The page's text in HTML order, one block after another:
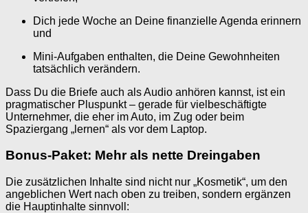
Dich jede Woche an Deine finanzielle Agenda erinnern
und
Mini-Aufgaben enthalten, die Deine Gewohnheiten
tatsächlich verändern.
Dass Du die Briefe auch als Audio anhören kannst, ist ein
pragmatischer Pluspunkt – gerade für vielbeschäftigte
Unternehmer, die eher im Auto, im Zug oder beim
Spaziergang „lernen“ als vor dem Laptop.
Bonus-Paket: Mehr als nette Dreingaben
Die zusätzlichen Inhalte sind nicht nur „Kosmetik“, um den
angeblichen Wert nach oben zu treiben, sondern ergänzen
die Hauptinhalte sinnvoll: